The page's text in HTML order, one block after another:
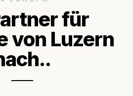
für
von Luzern